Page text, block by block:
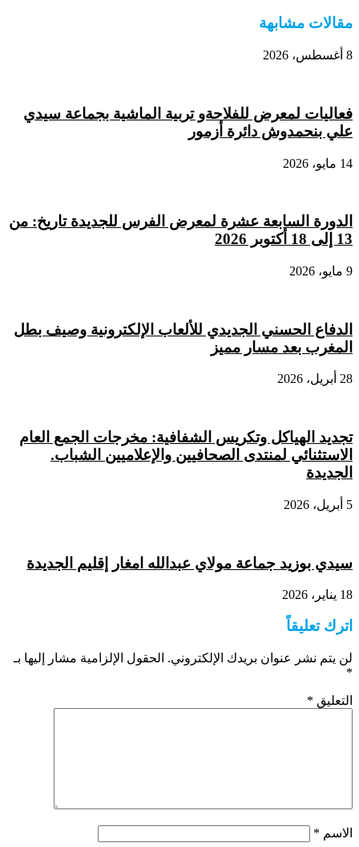
مقالات مشابهة
8 أغسطس، 2026
فعاليات لمعرض للفلاحةو تربية الماشية بجماعة سيدي
علي بنحمدوش دائرة أزمور
14 مايو، 2026
الدورة السابعة عشرة لمعرض الفرس للجديدة تاريخ: من
13 إلى 18 أكتوبر 2026
9 مايو، 2026
الدفاع الحسني الجديدي للألعاب الإلكترونية وصيف بطل
المغرب بعد مسار مميز
28 أبريل، 2026
تجديد الهياكل وتكريس الشفافية: مخرجات الجمع العام
الاستثنائي لمنتدى الصحافيين والإعلاميين الشباب.
الجديدة
5 أبريل، 2026
سيدي بوزيد جماعة مولاي عبدالله امغار إقليم الجديدة
18 يناير، 2026
اترك تعليقاً
لن يتم نشر عنوان بريدك الإلكتروني. الحقول الإلزامية مشار إليها بـ
*
التعليق *
الاسم *